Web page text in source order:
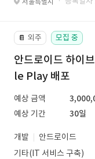
📔 외주 모집 중
안드로이드 하이
le Play 배포
예상 금액
예상 기간
30일
개발
안드로이드
기타(IT 서비스 구축)